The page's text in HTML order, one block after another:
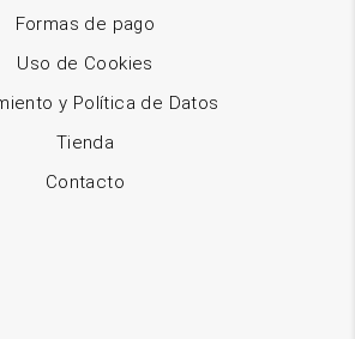
Formas de pago
Uso de Cookies
y Política de Datos
Tienda
Contacto